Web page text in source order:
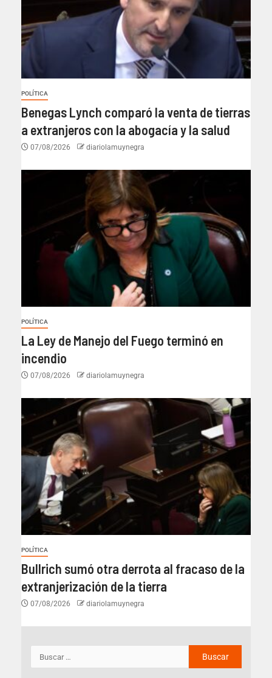
POLÍTICA
Benegas Lynch comparó la venta de tierras
a extranjeros con la abogacía y la salud
07/08/2026 diariolamuynegra
POLÍTICA
La Ley de Manejo del Fuego terminó en
incendio
07/08/2026 diariolamuynegra
POLÍTICA
Bullrich sumó otra derrota al fracaso de la
extranjerización de la tierra
07/08/2026 diariolamuynegra